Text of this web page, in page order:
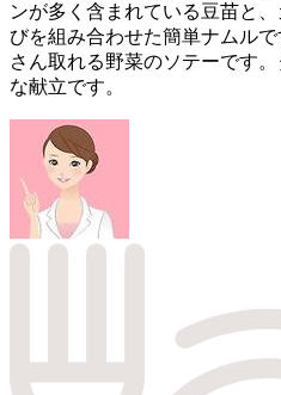
ンが多く含まれている豆苗と
びを組み合わせた簡単ナムル
さん取れる野菜のソテーです
な献立です。